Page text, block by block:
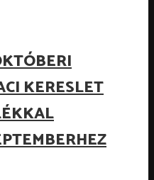
KERESLET